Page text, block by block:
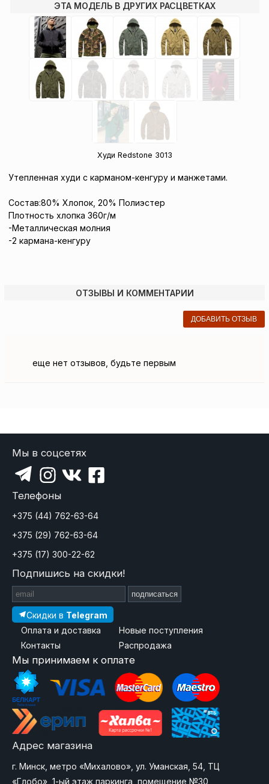
ЭТА МОДЕЛЬ В ДРУГИХ РАСЦВЕТКАХ
Худи Redstone 3013
Утепленная худи с карманом-кенгуру и манжетами.
Состав:80% Хлопок, 20% Полиэстер
Плотность хлопка 360г/м
-Металлическая молния
-2 кармана-кенгуру
ОТЗЫВЫ И КОММЕНТАРИИ
ДОБАВИТЬ ОТЗЫВ
еще нет отзывов, будьте первым
Мы в соцсетях
Телефоны
+375 (44) 762-63-64
+375 (29) 762-63-64
+375 (17) 300-22-62
Подпишись на скидки!
подписаться
Скидки в Telegram
Оплата и доставка
Контакты
Новые поступления
Распродажа
Мы принимаем к оплате
Адрес магазина
г. Минск, метро «Михалово», ул. Уманская, 54, ТЦ
«Глобо», 1-ый этаж паркинга, помещение №30